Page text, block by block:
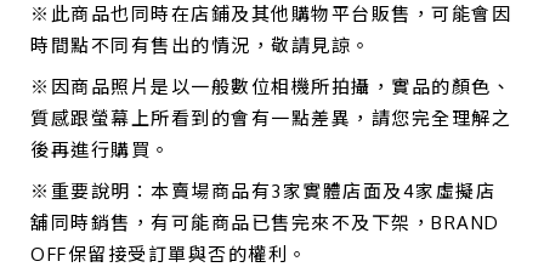
※此商品也同時在店鋪及其他購物平台販售，可能會因
時間點不同有售出的情況，敬請見諒。
※因商品照片是以一般數位相機所拍攝，實品的顏色、
質感跟螢幕上所看到的會有一點差異，請您完全理解之
後再進行購買。
※重要說明：本賣場商品有3家實體店面及4家虛擬店
舖同時銷售，有可能商品已售完來不及下架，BRAND
OFF保留接受訂單與否的權利。